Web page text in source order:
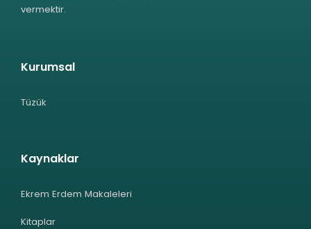
vermektir.
Kurumsal
Tüzük
Kaynaklar
Ekrem Erdem Makaleleri
Kitaplar